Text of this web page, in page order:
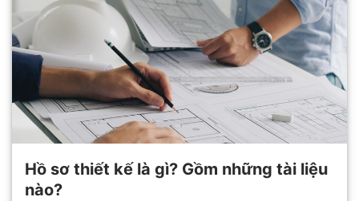
Hồ sơ thiết kế là gì? Gồm những tài liệu
nào?